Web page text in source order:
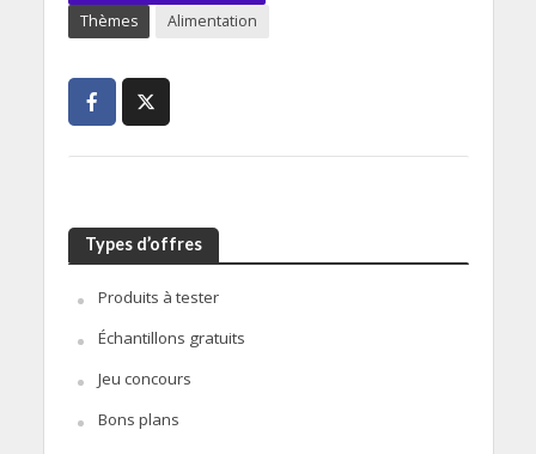
Thèmes Alimentation
Types d’offres
Produits à tester
Échantillons gratuits
Jeu concours
Bons plans